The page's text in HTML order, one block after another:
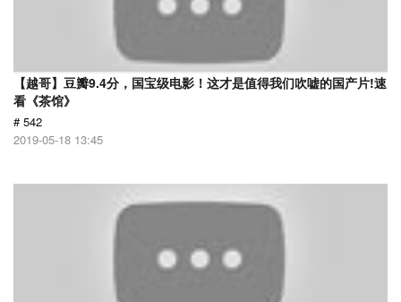
【越哥】豆瓣9.4分，国宝级电影！这才是值得我们吹嘘的国产片!速
看《茶馆》
# 542
2019-05-18 13:45